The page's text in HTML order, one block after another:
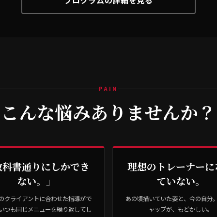
PAIN
こんな悩みありませんか？
科書通りにしかでき
ない。」
クライアントに合わせた指導がで
つも同じメニューを繰り返してし
理想のトレーナー
ていない。
あの頃描いていた姿と、今の自分
ャップが、もどかしい。